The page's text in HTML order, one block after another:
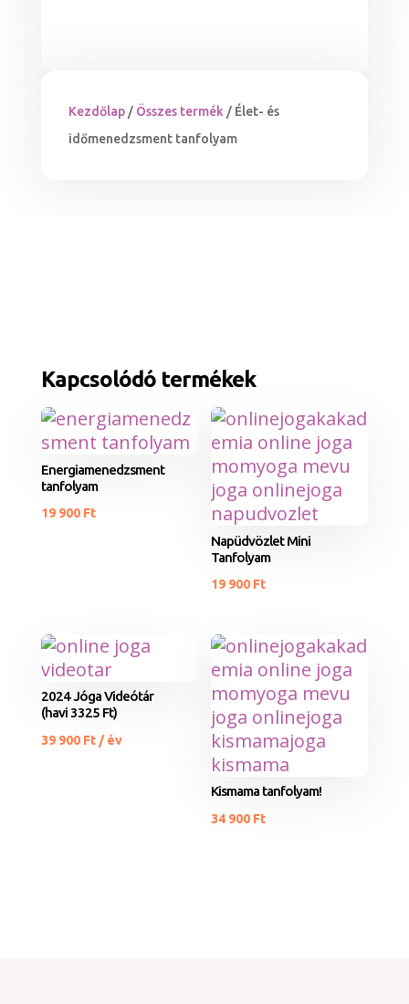
Kezdőlap/ Összes termék / Élet- és
időmenedzsment tanfolyam
Kapcsolódó termékek
Energiamenedzsment
tanfolyam
19 900 Ft
Napüdvözlet Mini
Tanfolyam
19 900 Ft
2024 Jóga Videótár
(havi 3325 Ft)
39 900 Ft / év
Kismama tanfolyam!
34 900 Ft